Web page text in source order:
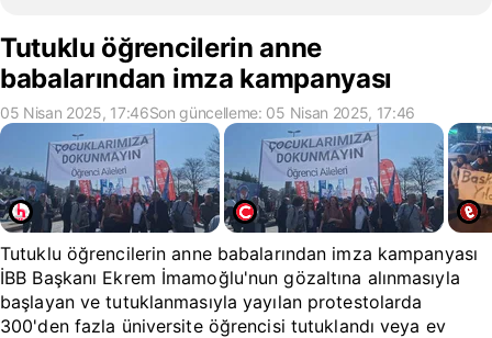
Tutuklu öğrencilerin anne
babalarından imza kampanyası
05 Nisan 2025, 17:46Son güncelleme: 05 Nisan 2025, 17:46
Tutuklu öğrencilerin anne babalarından imza kampanyası
İBB Başkanı Ekrem İmamoğlu'nun gözaltına alınmasıyla
başlayan ve tutuklanmasıyla yayılan protestolarda
300'den fazla üniversite öğrencisi tutuklandı veya ev